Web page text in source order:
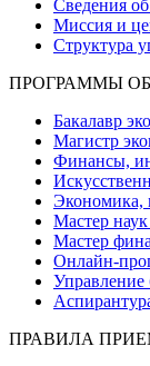
Сведения
Миссия и
Структура
ПРОГРАММЫ
Бакалавр
Магистр
Финансы,
Экономика,
Мастер
Мастер
Онлайн-
Управление
ПРАВИЛА